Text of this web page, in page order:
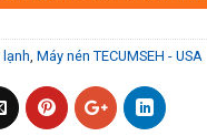
lạnh Máy nén TECUMSEH - USA